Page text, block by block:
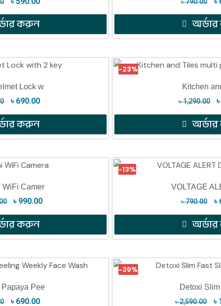
করুন
Lock w
৳ 690.00
করুন
-23%
Kitchen
৳1,290.00
WiFi Camer
৳ 990.00
করুন
-13%
VOLTAGE
৳790.00 ৳
Pee
৳ 690.00
-39%
Detoxi
৳2,590.00 ৳